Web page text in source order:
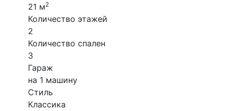
21 м2
Количество этажей
2
Количество спален
3
Гараж
на 1 машину
Стиль
Классика